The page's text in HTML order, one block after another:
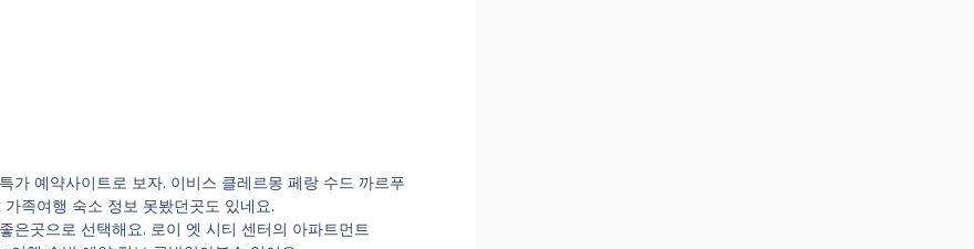
가 예약사이트로 보자. 이비스 클레르몽 페랑 수드 까르푸
여행 숙소 정보 못봤던곳도 있네요.
은곳으로 선택해요. 로이 엣 시티 센터의 아파트먼트